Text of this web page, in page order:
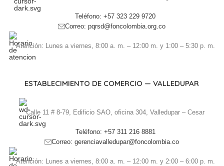
Teléfono: +57 323 229 9720
Correo: pqrsd@foncolombia.org.co
Atención: Lunes a viernes, 8:00 a. m. – 12:00 m. y 1:00 – 5:30 p. m.
ESTABLECIMIENTO DE COMERCIO — VALLEDUPAR
Calle 11 # 8-79, Edificio SAO, oficina 304, Valledupar – Cesar
Teléfono: +57 311 216 8881
Correo: gerenciavalledupar@foncolombia.co
Atención: Lunes a viernes, 8:00 a. m. – 12:00 m. y 2:00 – 6:00 p. m.